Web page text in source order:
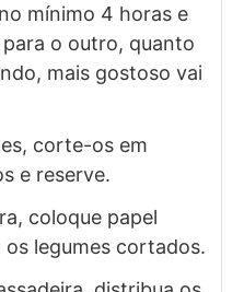
mínimo 4 horas e
o outro, quanto
mais gostoso vai
corte-os em
e reserve.
coloque papel
legumes cortados.